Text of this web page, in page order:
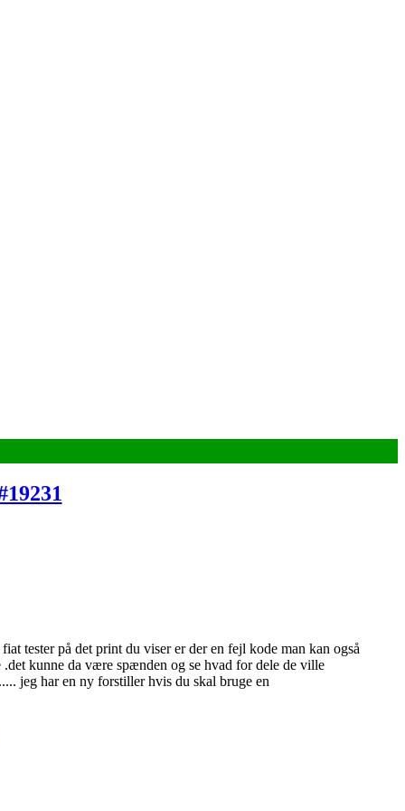
tester på det print du viser er der en fejl kode man kan også
kunne da være spænden og se hvad for dele de ville
jeg har en ny forstiller hvis du skal bruge en